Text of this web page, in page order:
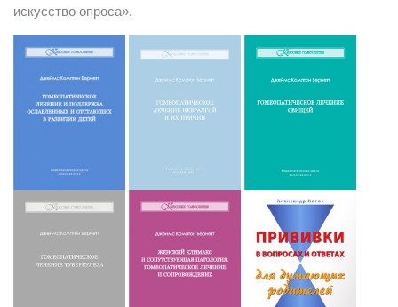
искусство опроса».